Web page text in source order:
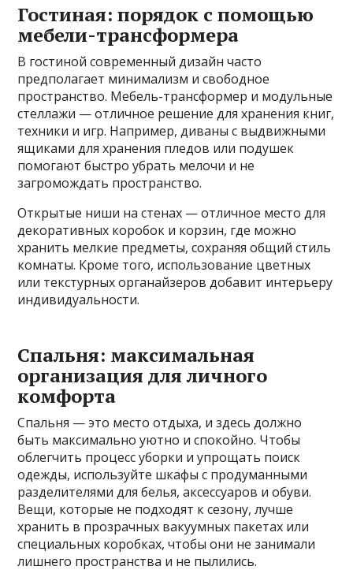
Гостиная: порядок с помощью
мебели-трансформера
В гостиной современный дизайн часто
предполагает минимализм и свободное
пространство. Мебель-трансформер и модульные
стеллажи — отличное решение для хранения книг,
техники и игр. Например, диваны с выдвижными
ящиками для хранения пледов или подушек
помогают быстро убрать мелочи и не
загромождать пространство.
Открытые ниши на стенах — отличное место для
декоративных коробок и корзин, где можно
хранить мелкие предметы, сохраняя общий стиль
комнаты. Кроме того, использование цветных
или текстурных органайзеров добавит интерьеру
индивидуальности.
Спальня: максимальная
организация для личного
комфорта
Спальня — это место отдыха, и здесь должно
быть максимально уютно и спокойно. Чтобы
облегчить процесс уборки и упрощать поиск
одежды, используйте шкафы с продуманными
разделителями для белья, аксессуаров и обуви.
Вещи, которые не подходят к сезону, лучше
хранить в прозрачных вакуумных пакетах или
специальных коробках, чтобы они не занимали
лишнего пространства и не пылились.